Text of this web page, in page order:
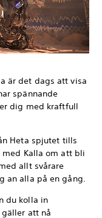
är det dags att visa
spännande
dig med kraftfull
Heta spjutet tills
Kalla om att bli
allt svårare
an alla på en gång.
du kolla in
att nå